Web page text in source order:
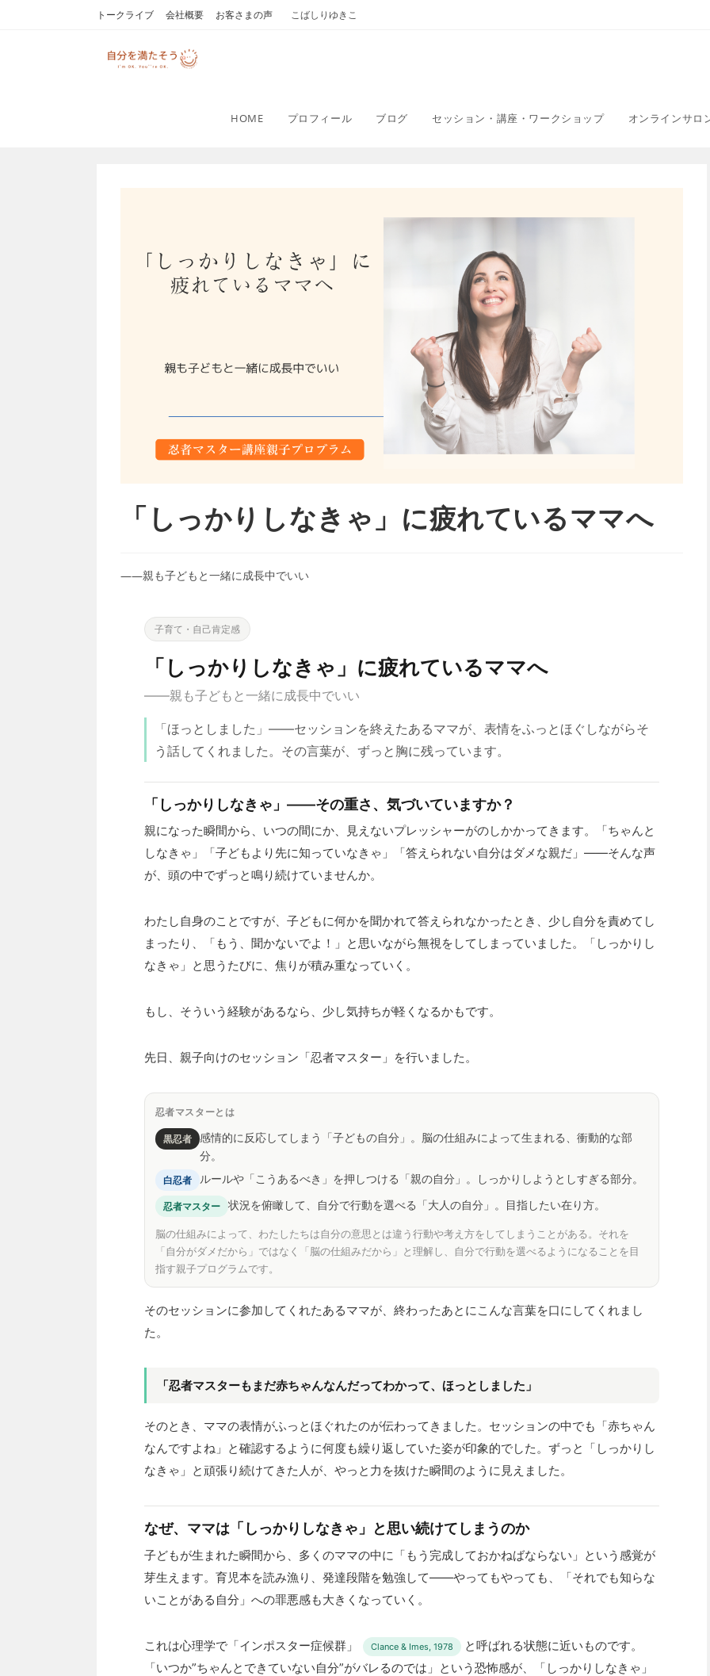
トークライブ 会社概要 お客さまの声 こばしりゆきこ
HOME プロフィール ブログ セッション・講座・ワークショップ オンラインサロ
「しっかりしなきゃ」に疲れているママへ
——親も子どもと一緒に成長中でいい
子育て・自己肯定感
「しっかりしなきゃ」に疲れているママへ
——親も子どもと一緒に成長中でいい
「ほっとしました」——セッションを終えたあるママが、表情をふっとほぐしながらそ
う話してくれました。その言葉が、ずっと胸に残っています。
「しっかりしなきゃ」——その重さ、気づいていますか？
親になった瞬間から、いつの間にか、見えないプレッシャーがのしかかってきます。「ちゃんと
しなきゃ」「子どもより先に知っていなきゃ」「答えられない自分はダメな親だ」——そんな声
が、頭の中でずっと鳴り続けていませんか。
わたし自身のことですが、子どもに何かを聞かれて答えられなかったとき、少し自分を責めてし
まったり、「もう、聞かないでよ！」と思いながら無視をしてしまっていました。「しっかりし
なきゃ」と思うたびに、焦りが積み重なっていく。
もし、そういう経験があるなら、少し気持ちが軽くなるかもです。
先日、親子向けのセッション「忍者マスター」を行いました。
忍者マスターとは
黒忍者
感情的に反応してしまう「子どもの自分」。脳の仕組みによって生まれる、衝動的な部
分。
白忍者 ルールや「こうあるべき」を押しつける「親の自分」。しっかりしようとしすぎる部分。
忍者マスター 状況を俯瞰して、自分で行動を選べる「大人の自分」。目指したい在り方。
脳の仕組みによって、わたしたちは自分の意思とは違う行動や考え方をしてしまうことがある。それを
「自分がダメだから」ではなく「脳の仕組みだから」と理解し、自分で行動を選べるようになることを目
指す親子プログラムです。
そのセッションに参加してくれたあるママが、終わったあとにこんな言葉を口にしてくれまし
た。
「忍者マスターもまだ赤ちゃんなんだってわかって、ほっとしました」
そのとき、ママの表情がふっとほぐれたのが伝わってきました。セッションの中でも「赤ちゃん
なんですよね」と確認するように何度も繰り返していた姿が印象的でした。ずっと「しっかりし
なきゃ」と頑張り続けてきた人が、やっと力を抜けた瞬間のように見えました。
なぜ、ママは「しっかりしなきゃ」と思い続けてしまうのか
子どもが生まれた瞬間から、多くのママの中に「もう完成しておかねばならない」という感覚が
芽生えます。育児本を読み漁り、発達段階を勉強して——やってもやっても、「それでも知らな
いことがある自分」への罪悪感も大きくなっていく。
これは心理学で「インポスター症候群」 Clance & Imes, 1978
と呼ばれる状態に近いものです。
「いつか”ちゃんとできていない自分”がバレるのでは」という恐怖感が、「しっかりしなきゃ」